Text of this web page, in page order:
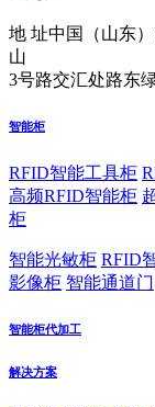
地 址中国（山东
山
3号路交汇处路东
智能柜
RFID智能工具柜
高频RFID智能柜
柜
智能光敏柜 RFID
影像柜 智能通道门
智能柜代加工
解决方案